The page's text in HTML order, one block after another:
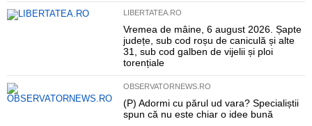
LIBERTATEA.RO
Vremea de mâine, 6 august 2026. Șapte
județe, sub cod roșu de caniculă și alte
31, sub cod galben de vijelii și ploi
torențiale
OBSERVATORNEWS.RO
(P) Adormi cu părul ud vara? Specialiștii
spun că nu este chiar o idee bună